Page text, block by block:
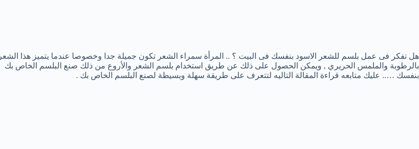
هل تفكر فى عمل بلسم للشعر الاسود بنفسك فى البيت ؟ .. المرأة سمراء الشعر تكون جميلة جدا وخصوصا عندما يتميز هذا الشعر
بالرطوبة والملمس الحريري , ويمكن الحصول على ذلك عن طريق استخدام بلسم الشعر والأروع من ذلك صنع البلسم الخاص بك
بنفسك ….. عليك متابعه قراءة المقالة التاليه لتتعرف على طريقة سهلة وبسيطة لصنع البلسم الخاص بك .